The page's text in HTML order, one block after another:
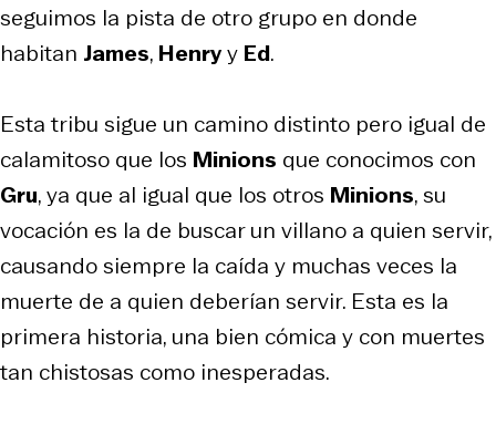
seguimos la pista de otro grupo en donde
habitan James, Henryy Ed.
Esta tribu sigue un camino distinto pero igual de
calamitoso que los Minions que conocimos con
Gru, ya que al igual que los otros Minions, su
vocación es la de buscar un villano a quien servir,
causando siempre la caída y muchas veces la
muerte de a quien deberían servir. Esta es la
primera historia, una bien cómica y con muertes
tan chistosas como inesperadas.